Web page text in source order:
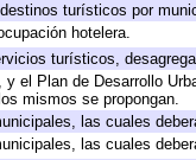
turísticos por
hotelera.
turísticos,
el Plan de Desarrollo
mismos se propongan.
las cuales
las cuales